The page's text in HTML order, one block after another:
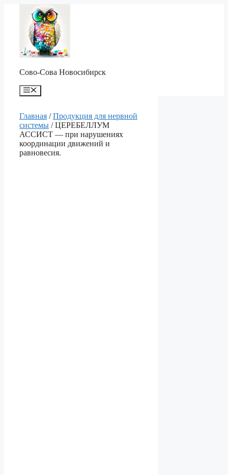
содержимому
Сово-Сова Новосибирск
Меню
Главная /Продукция для нервной
системы / ЦЕРЕБЕЛЛУМ
АССИСТ — при нарушениях
координации движений и
равновесия.